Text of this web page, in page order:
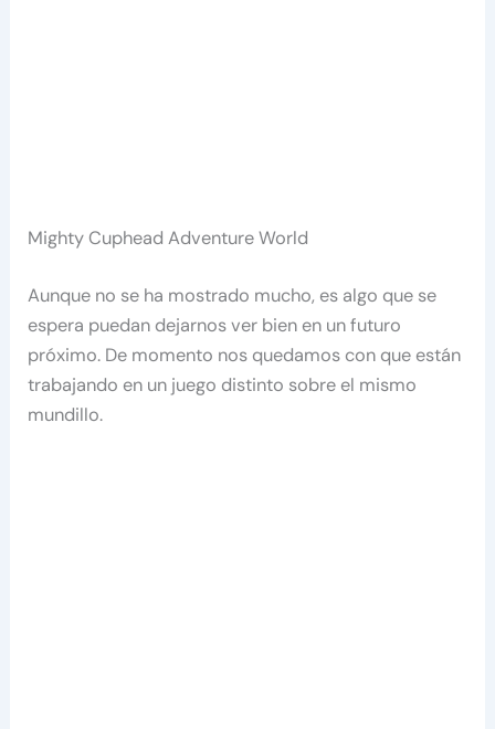
Mighty Cuphead Adventure World
Aunque no se ha mostrado mucho, es algo que se
espera puedan dejarnos ver bien en un futuro
próximo. De momento nos quedamos con que están
trabajando en un juego distinto sobre el mismo
mundillo.